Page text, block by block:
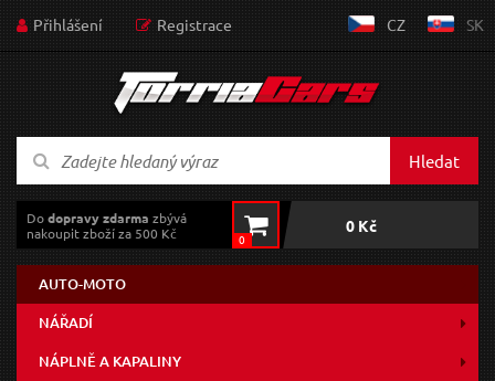
Přihlášení Registrace CZ SK
Hledat
Dodopravy zdarma zbývá
nakoupit zboží za 500 Kč
0
0 Kč
AUTO-MOTO
NÁŘADÍ
NÁPLNĚ A KAPALINY